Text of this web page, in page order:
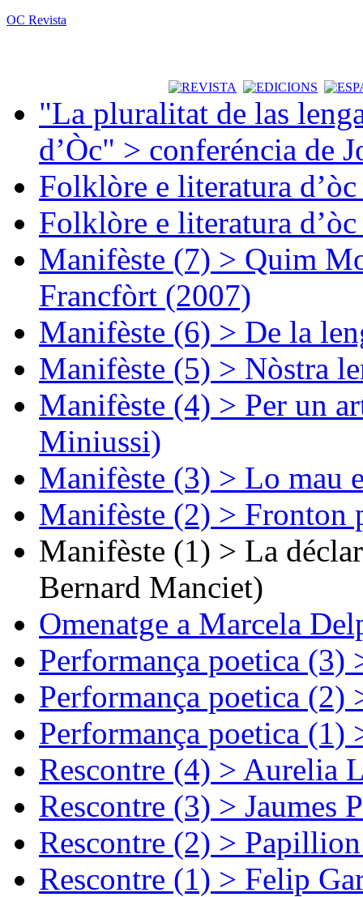
OC Revista
"La pluralitat de las
d’Òc" > conferéncia de
Folklòre e literatura
Folklòre e literatura
Manifèste (7) > Quim
Francfòrt (2007)
Manifèste (6) > De la
Manifèste (5) > Nòstra
Manifèste (4) > Per un
Miniussi)
Manifèste (3) > Lo mau
Manifèste (2) > Fronton
Manifèste (1) > La
Bernard Manciet)
Omenatge a Marcela
Performança poetica (3)
Performança poetica (2)
Performança poetica (1)
Rescontre (4) > Aurelia
Rescontre (3) > Jaumes
Rescontre (2) >
Rescontre (1) > Felip